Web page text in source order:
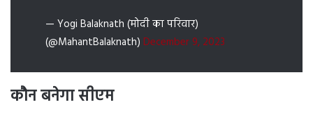
— Yogi Balaknath (मोदी का परिवार)
(@MahantBalaknath) December 9, 2023
कौन बनेगा सीएम